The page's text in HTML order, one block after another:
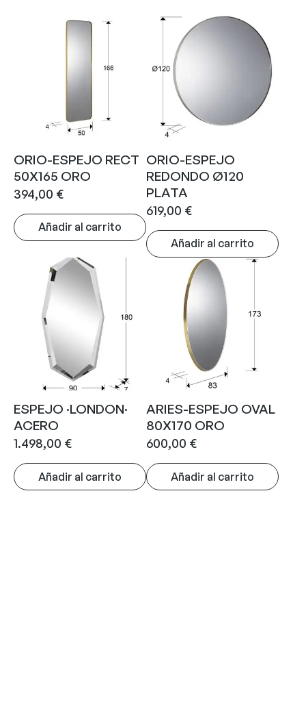
ORIO-ESPEJO RECT
50X165 ORO
394,00 €
Añadir al carrito
ORIO-ESPEJO
REDONDO Ø120
PLATA
619,00 €
Añadir al carrito
ESPEJO ·LONDON·
ACERO
1.498,00 €
Añadir al carrito
ARIES-ESPEJO OVAL
80X170 ORO
600,00 €
Añadir al carrito